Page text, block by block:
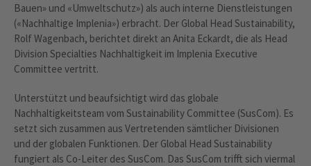
Bauen» und «Umweltschutz») als auch interne Dienstleistungen
(«Nachhaltige Implenia») erbracht. Der Global Head Sustainability,
Rolf Wagenbach, berichtet direkt an Anita Eckardt, die als Head
Division Specialties Nachhaltigkeit im Implenia Executive
Committee vertritt.
Unterstützt und beaufsichtigt wird das globale
Nachhaltigkeitsteam vom Sustainability Committee (SusCom). Es
setzt sich zusammen aus Vertretenden sämtlicher Divisionen
und der globalen Funktionen. Der Global Head Sustainability
fungiert als Co-Leiter des SusCom. Das SusCom trifft sich viermal